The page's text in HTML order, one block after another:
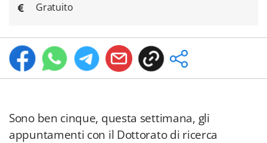
Gratuito
Sono ben cinque, questa settimana, gli
appuntamenti con il Dottorato di ricerca